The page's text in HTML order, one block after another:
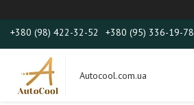
+380 (98) 422-32-52 +380 (95) 336-19-78
Autocool.com.ua